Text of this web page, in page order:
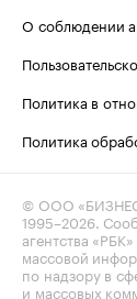
О соблюдении
Политика в
Политика
© ООО
1995–2026 .
агентства
массовой
по надзору в
и массовых